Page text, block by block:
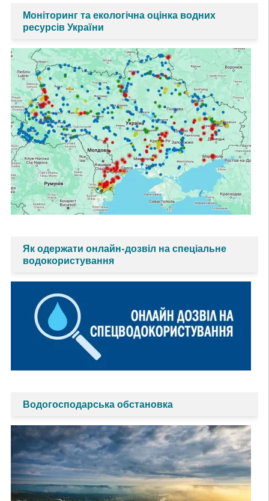
Моніторинг та екологічна оцінка водних
ресурсів України
Як одержати онлайн-дозвіл на спеціальне
водокористування
Водогосподарська обстановка